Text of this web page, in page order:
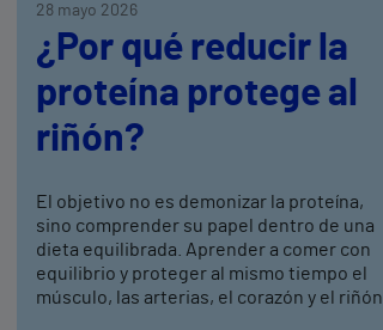
28 mayo 2026
¿Por qué reducir la
proteína protege al
riñón?
El objetivo no es demonizar la proteína,
sino comprender su papel dentro de una
dieta equilibrada. Aprender a comer con
equilibrio y proteger al mismo tiempo el
músculo, las arterias, el corazón y el riñón